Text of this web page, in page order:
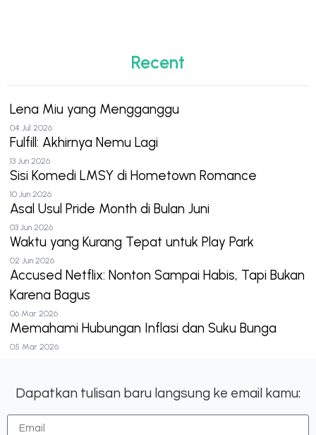
Recent
Lena Miu yang Mengganggu
04 Jul 2026
Fulfill: Akhirnya Nemu Lagi
13 Jun 2026
Sisi Komedi LMSY di Hometown Romance
10 Jun 2026
Asal Usul Pride Month di Bulan Juni
03 Jun 2026
Waktu yang Kurang Tepat untuk Play Park
02 Jun 2026
Accused Netflix: Nonton Sampai Habis, Tapi Bukan
Karena Bagus
06 Mar 2026
Memahami Hubungan Inflasi dan Suku Bunga
05 Mar 2026
Dapatkan tulisan baru langsung ke email kamu: